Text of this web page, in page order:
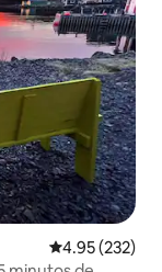
Calificación
4.95 (232)